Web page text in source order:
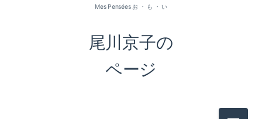
尾川京子の
ページ
Mes Pensées お ・ も ・ い